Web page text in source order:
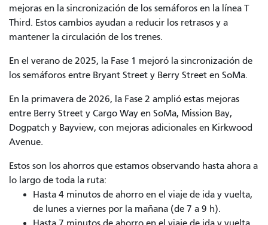
mejoras en la sincronización de los semáforos en la línea T
Third. Estos cambios ayudan a reducir los retrasos y a
mantener la circulación de los trenes.
En el verano de 2025, la Fase 1 mejoró la sincronización de
los semáforos entre Bryant Street y Berry Street en SoMa.
En la primavera de 2026, la Fase 2 amplió estas mejoras
entre Berry Street y Cargo Way en SoMa, Mission Bay,
Dogpatch y Bayview, con mejoras adicionales en Kirkwood
Avenue.
Estos son los ahorros que estamos observando hasta ahora a
lo largo de toda la ruta:
Hasta 4 minutos de ahorro en el viaje de ida y vuelta,
de lunes a viernes por la mañana (de 7 a 9 h).